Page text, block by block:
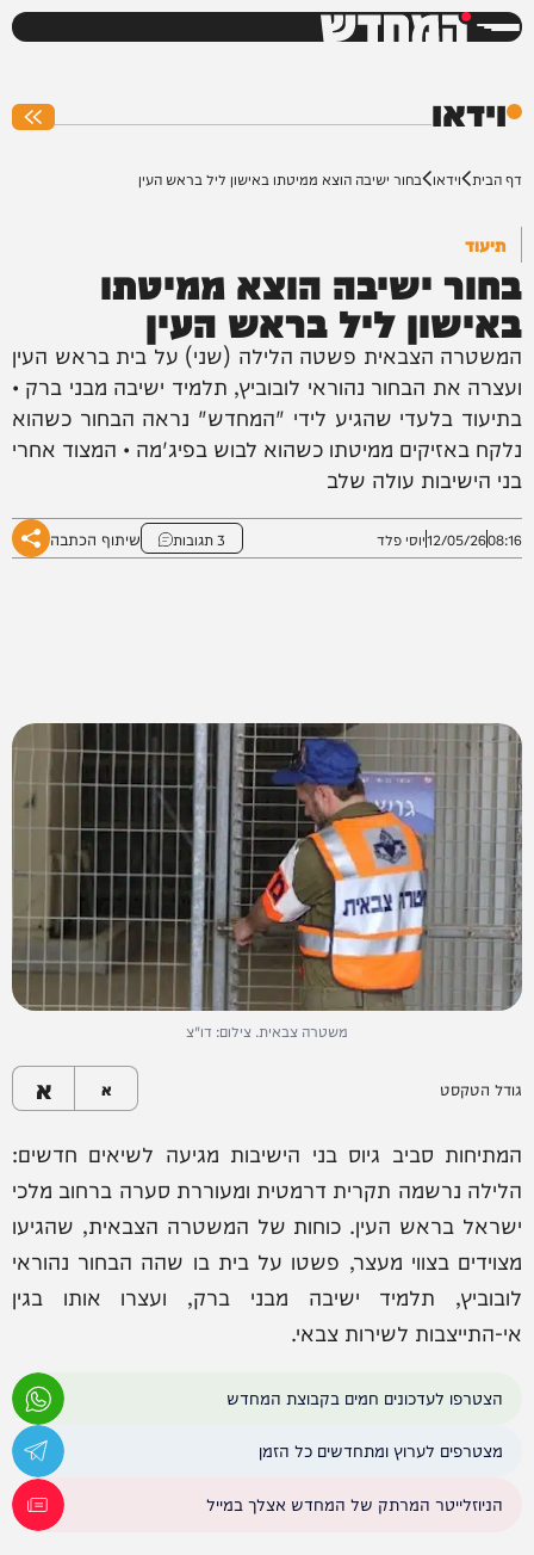
המחדש
וידאו
דף הבית וידאו בחור ישיבה הוצא ממיטתו באישון ליל בראש העין
תיעוד
בחור ישיבה הוצא ממיטתו
באישון ליל בראש העין
המשטרה הצבאית פשטה הלילה (שני) על בית בראש העין
ועצרה את הבחור נהוראי לובוביץ, תלמיד ישיבה מבני ברק •
בתיעוד בלעדי שהגיע לידי "המחדש" נראה הבחור כשהוא
נלקח באזיקים ממיטתו כשהוא לבוש בפיג'מה • המצוד אחרי
בני הישיבות עולה שלב
08:16
12/05/26יוסי פלד 3 תגובות שיתוף הכתבה
משטרה צבאית. צילום: דו"צ
גודל הטקסט א א
המתיחות סביב גיוס בני הישיבות מגיעה לשיאים חדשים:
הלילה נרשמה תקרית דרמטית ומעוררת סערה ברחוב מלכי
ישראל בראש העין. כוחות של המשטרה הצבאית, שהגיעו
מצוידים בצווי מעצר, פשטו על בית בו שהה הבחור נהוראי
לובוביץ, תלמיד ישיבה מבני ברק, ועצרו אותו בגין
אי-התייצבות לשירות צבאי.
הצטרפו לעדכונים חמים בקבוצת המחדש
מצטרפים לערוץ ומתחדשים כל הזמן
הניוזלייטר המרתק של המחדש אצלך במייל